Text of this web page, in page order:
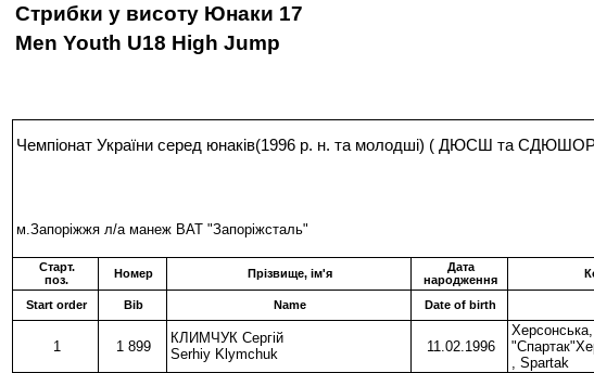
Стрибки у висоту Юнаки 17
Men Youth U18 High Jump
Чемпіонат України серед юнаків(1996 р. н. та молодші) ( ДЮСШ та
м.Запоріжжя л/а манеж ВАТ "Запоріжсталь"
Старт.
поз.
Номер Прізвище, ім'я
Дата
народження
Start order
Bib Name Date of birth
1 1 899
КЛИМЧУК Сергій
Serhiy Klymchuk
11.02.1996
, Spartak